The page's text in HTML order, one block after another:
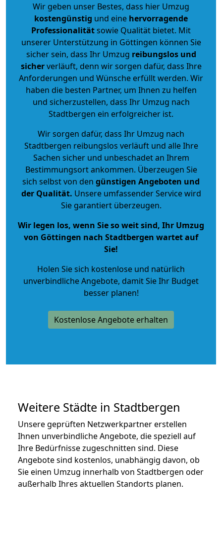
Wir geben unser Bestes, dass hier Umzug
kostengünstig und eine hervorragende
Professionalitätsowie Qualität bietet. Mit
unserer Unterstützung in Göttingen können Sie
sicher sein, dass Ihr Umzug reibungslos und
sicherverläuft, denn wir sorgen dafür, dass Ihre
Anforderungen und Wünsche erfüllt werden. Wir
haben die besten Partner, um Ihnen zu helfen
und sicherzustellen, dass Ihr Umzug nach
Stadtbergen ein erfolgreicher ist.
Wir sorgen dafür, dass Ihr Umzug nach
Stadtbergen reibungslos verläuft und alle Ihre
Sachen sicher und unbeschadet an Ihrem
Bestimmungsort ankommen. Überzeugen Sie
sich selbst von den günstigen Angeboten und
der Qualität. Unsere umfassender Service wird
Sie garantiert überzeugen.
Wir legen los, wenn Sie so weit sind, Ihr Umzug
von Göttingen nach Stadtbergen wartet auf
Sie!
Holen Sie sich kostenlose und natürlich
unverbindliche Angebote, damit Sie Ihr Budget
besser planen!
Kostenlose Angebote erhalten
Weitere Städte in Stadtbergen
Unsere geprüften Netzwerkpartner erstellen
Ihnen unverbindliche Angebote, die speziell auf
Ihre Bedürfnisse zugeschnitten sind. Diese
Angebote sind kostenlos, unabhängig davon, ob
Sie einen Umzug innerhalb von Stadtbergen oder
außerhalb Ihres aktuellen Standorts planen.